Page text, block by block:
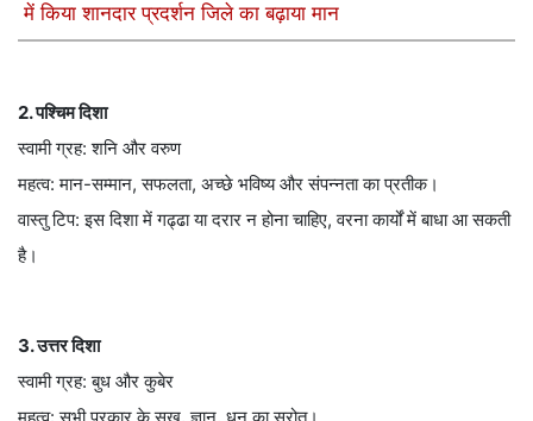
में किया शानदार प्रदर्शन जिले का बढ़ाया मान
2. पश्चिम दिशा
स्वामी ग्रह: शनि और वरुण
महत्व: मान-सम्मान, सफलता, अच्छे भविष्य और संपन्नता का प्रतीक।
वास्तु टिप: इस दिशा में गढ्ढा या दरार न होना चाहिए, वरना कार्यों में बाधा आ सकती
है।
3. उत्तर दिशा
स्वामी ग्रह: बुध और कुबेर